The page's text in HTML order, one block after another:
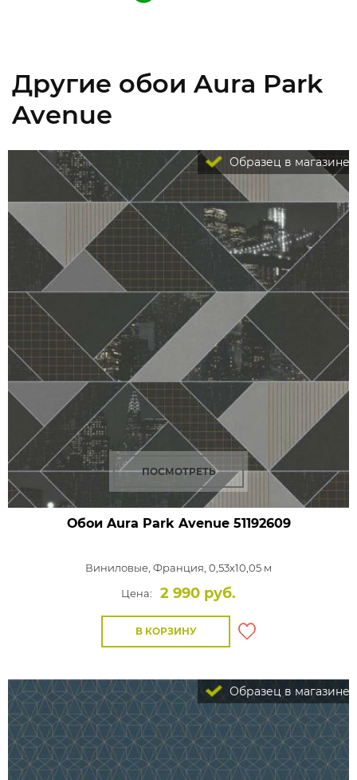
Другие обои Aura Park
Avenue
Образец в магазине
ПОСМОТРЕТЬ
Обои Aura Park Avenue51192609
Виниловые, Франция, 0,53x10,05 м
Цена:
2 990 руб.
В КОРЗИНУ
Образец в магазине